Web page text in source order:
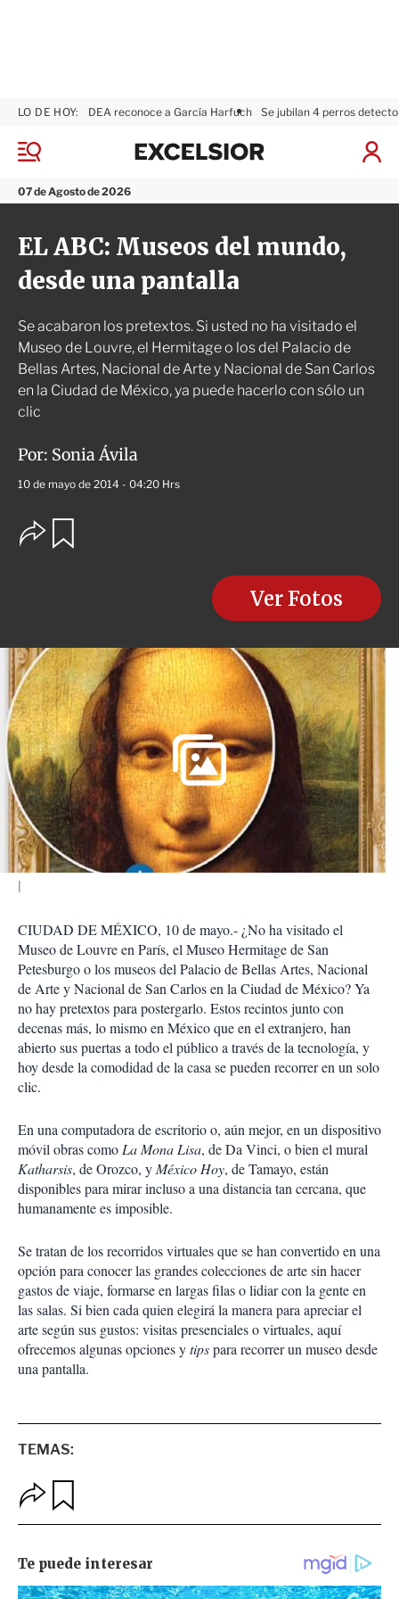
M
n
ú
07 de Agosto de 2026
LO DE HOY: DEA reconoce a García Harfuch Se jubilan 4 perros
I
n
x
l
i
o
EL ABC: Museos del mundo,
desde una pantalla
Se acabaron los pretextos. Si usted no ha visitado el
Museo de Louvre, el Hermitage o los del Palacio de
Bellas Artes, Nacional de Arte y Nacional de San Carlos
en la Ciudad de México, ya puede hacerlo con sólo un
clic
Por: Sonia Ávila
10 de mayo de 2014 - 04:20 Hrs
O
p
s
d
e
c
o
m
p
a
r
t
i
r
Ver Fotos
CIUDAD DE MÉXICO, 10 de mayo.- ¿No ha visitado el
Museo de Louvre en París, el Museo Hermitage de San
Petesburgo o los museos del Palacio de Bellas Artes, Nacional
de Arte y Nacional de San Carlos en la Ciudad de México? Ya
no hay pretextos para postergarlo. Estos recintos junto con
decenas más, lo mismo en México que en el extranjero, han
abierto sus puertas a todo el público a través de la tecnología, y
hoy desde la comodidad de la casa se pueden recorrer en un solo
clic.
En una computadora de escritorio o, aún mejor, en un dispositivo
móvil obras como La Mona Lisa, de Da Vinci, o bien el mural
Katharsis, de Orozco, y México Hoy, de Tamayo, están
disponibles para mirar incluso a una distancia tan cercana, que
humanamente es imposible.
Se tratan de los recorridos virtuales que se han convertido en una
opción para conocer las grandes colecciones de arte sin hacer
gastos de viaje, formarse en largas filas o lidiar con la gente en
las salas. Si bien cada quien elegirá la manera para apreciar el
arte según sus gustos: visitas presenciales o virtuales, aquí
ofrecemos algunas opciones ytipspara recorrer un museo desde
una pantalla.
TEMAS:
p
i
o
r
d